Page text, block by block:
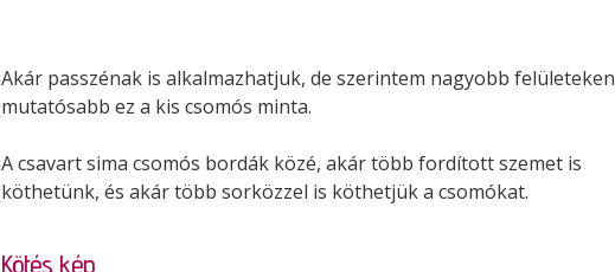
Akár passzénak is alkalmazhatjuk, de szerintem nagyobb felületeken
mutatósabb ez a kis csomós minta.
A csavart sima csomós bordák közé, akár több fordított szemet is
köthetünk, és akár több sorközzel is köthetjük a csomókat.
Kötés kép